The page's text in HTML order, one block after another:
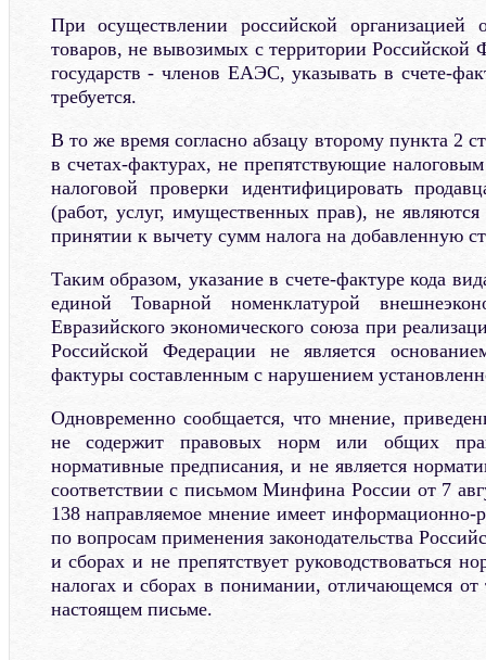
При осуществлении российской организацией
товаров, не вывозимых с территории Российской
государств - членов ЕАЭС, указывать в счете-
требуется.
В то же время согласно абзацу второму пункта 2
в счетах-фактурах, не препятствующие
налоговой проверки идентифицировать
(работ, услуг, имущественных прав), не
принятии к вычету сумм налога на добавленную
Таким образом, указание в счете-фактуре кода
единой Товарной номенклатурой
Евразийского экономического союза при
Российской Федерации не является
фактуры составленным с нарушением
Одновременно сообщается, что мнение,
не содержит правовых норм или общих
нормативные предписания, и не является
соответствии с письмом Минфина России от 7
138 направляемое мнение имеет информационно-
по вопросам применения законодательства
и сборах и не препятствует руководствоваться
налогах и сборах в понимании, отличающемся от
настоящем письме.